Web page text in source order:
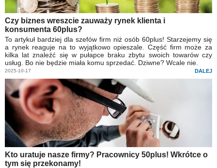
Czy biznes wreszcie zauważy rynek klienta i
konsumenta 60plus?
To artykuł bardziej dla szefów firm niż osób 60plus! Starzejemy się
a rynek reaguje na to wyjątkowo opieszale. Część firm może za
kilka lat znaleźć się w pułapce braku zbytu swoich towarów czy
usług. Bo nie będzie miała komu sprzedać. Dziwne? Wcale nie.
2025-10-17 DALEJ
Kto uratuje nasze firmy? Pracownicy 50plus! Wkrótce o
tym się przekonamy!